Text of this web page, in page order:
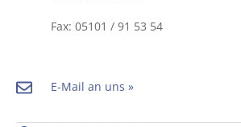
Fax: 05101 / 91 53 54
E-Mail an uns »